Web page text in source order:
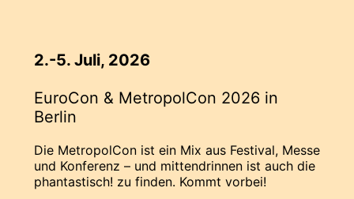
2.-5. Juli, 2026
EuroCon & MetropolCon 2026 in
Berlin
Die MetropolCon ist ein Mix aus Festival, Messe
und Konferenz – und mittendrinnen ist auch die
phantastisch! zu finden. Kommt vorbei!